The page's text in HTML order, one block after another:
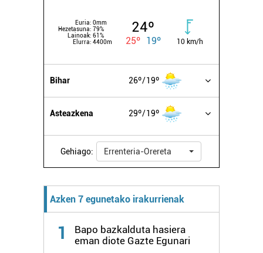
Euria: 0mm
Hezetasuna: 79%
Lainoak: 61%
Elurra: 4400m
24º
25º 19º 10 km/h
Bihar 26º 19º
Asteazkena 29º 19º
Gehiago: Errenteria-Orereta
Azken 7 egunetako irakurrienak
1
Bapo bazkalduta hasiera
eman diote Gazte Egunari